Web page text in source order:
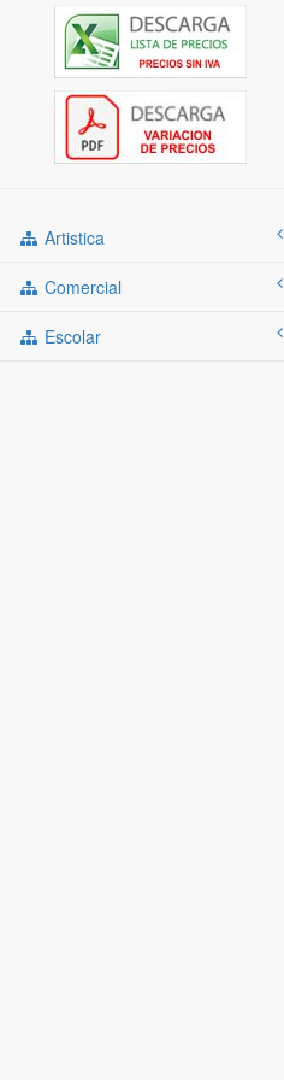
Artistica
Comercial
Escolar